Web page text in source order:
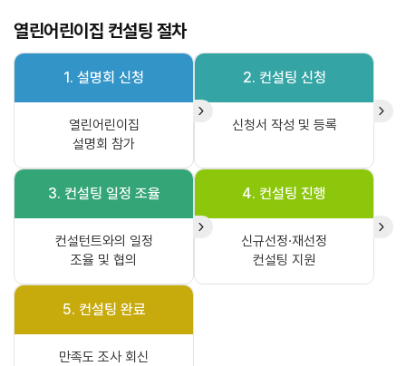
열린어린이집 컨설팅 절차
1. 설명회 신청
열린어린이집
설명회 참가
2. 컨설팅 신청
신청서 작성 및 등록
3. 컨설팅 일정 조율
컨설턴트와의 일정
조율 및 협의
4. 컨설팅 진행
신규선정·재선정
컨설팅 지원
5. 컨설팅 완료
만족도 조사 회신